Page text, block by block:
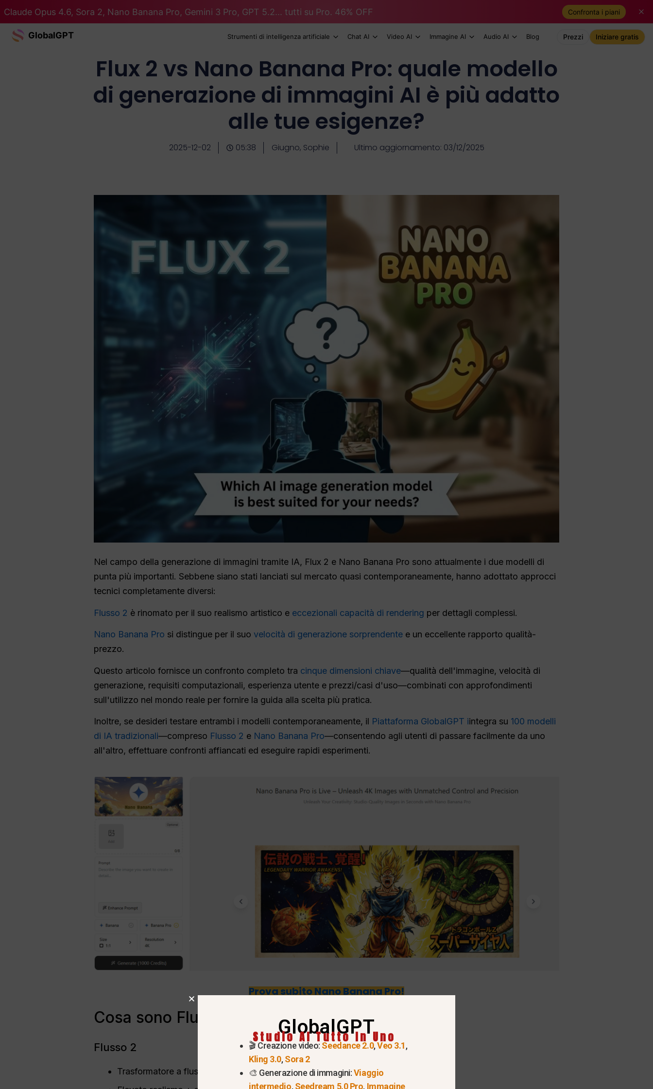
Claude Opus 4.6, Sora 2, Nano Banana Pro, Gemini 3 Pro, GPT 5.2... tutti su Pro. 46% OFF Confronta i piani
GlobalGPT Strumenti di intelligenza artificiale Chat AI Video AI Immagine AI Audio AI Blog Prezzi Iniziare gratis
Flux 2 vs Nano Banana Pro: quale modello
di generazione di immagini AI è più adatto
alle tue esigenze?
2025-12-02 05:38 Giugno, Sophie Ultimo aggiornamento: 03/12/2025
Nel campo della generazione di immagini tramite IA, Flux 2 e Nano Banana Pro sono attualmente i due modelli di
punta più importanti. Sebbene siano stati lanciati sul mercato quasi contemporaneamente, hanno adottato approcci
tecnici completamente diversi:
Flusso 2 è rinomato per il suo realismo artistico e eccezionali capacità di rendering per dettagli complessi.
Nano Banana Pro si distingue per il suo velocità di generazione sorprendente e un eccellente rapporto qualità-
prezzo.
Questo articolo fornisce un confronto completo tra cinque dimensioni chiave—qualità dell'immagine, velocità di
generazione, requisiti computazionali, esperienza utente e prezzi/casi d'uso—combinati con approfondimenti
sull'utilizzo nel mondo reale per fornire la guida alla scelta più pratica.
Inoltre, se desideri testare entrambi i modelli contemporaneamente, il Piattaforma GlobalGPT iintegra su 100 modelli
di IA tradizionali—compreso Flusso 2 e Nano Banana Pro—consentendo agli utenti di passare facilmente da uno
all'altro, effettuare confronti affiancati ed eseguire rapidi esperimenti.
Prova subito Nano Banana Pro!
Cosa sono Flux 2 e Nano Banana Pro?
Flusso 2
Trasformatore a flusso rettificato 32B.
GlobalGPT
Studio AI Tutto In Uno
🎬 Creazione video: Seedance 2.0,Veo 3.1,
Kling 3.0,Sora 2
🎨 Generazione di immagini:Viaggio
intermedio,Seedream 5.0 Pro, Immagine